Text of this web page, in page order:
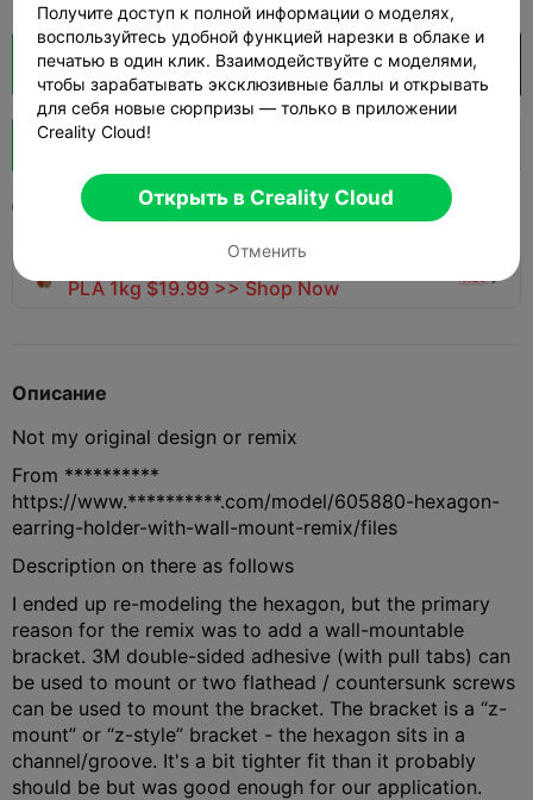
Кусочек облака Открыть в Creality Cloud
Boost
 2025-07-08 1025
PLA 1kg $19.99 >> Shop Now

Описание
Not my original design or remix
From **********
https://www.**********.com/model/605880-hexagon-
earring-holder-with-wall-mount-remix/files
Description on there as follows
I ended up re-modeling the hexagon, but the primary
reason for the remix was to add a wall-mountable
bracket. 3M double-sided adhesive (with pull tabs) can
be used to mount or two flathead / countersunk screws
can be used to mount the bracket. The bracket is a “z-
mount” or “z-style” bracket - the hexagon sits in a
channel/groove. It's a bit tighter fit than it probably
should be but was good enough for our application.
Получите доступ к полной информации о моделях,
воспользуйтесь удобной функцией нарезки в облаке и
печатью в один клик. Взаимодействуйте с моделями,
чтобы зарабатывать эксклюзивные баллы и открывать
для себя новые сюрпризы — только в приложении
Creality Cloud!
Открыть в Creality Cloud
Отменить